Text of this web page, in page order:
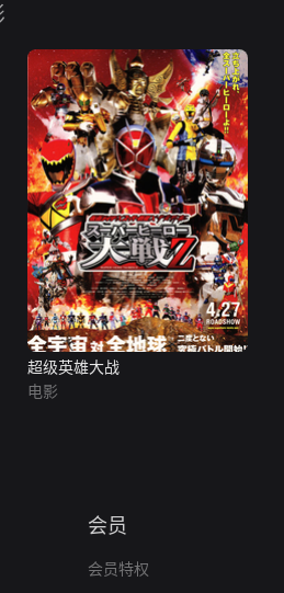
超级英雄大战
电影
会员
会员特权